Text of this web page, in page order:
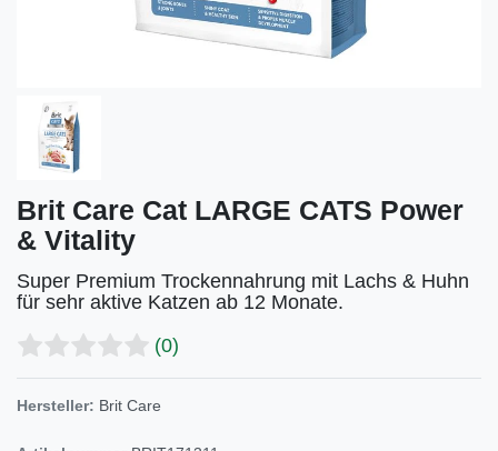
Brit Care Cat LARGE CATS Power
& Vitality
Super Premium Trockennahrung mit Lachs & Huhn
für sehr aktive Katzen ab 12 Monate.
(0)
Hersteller: Brit Care